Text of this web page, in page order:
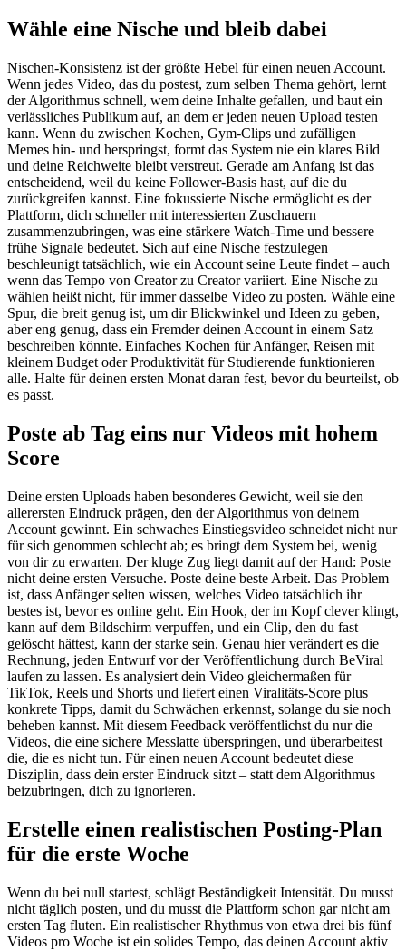
Wähle eine Nische und bleib dabei
Nischen-Konsistenz ist der größte Hebel für einen neuen Account.
Wenn jedes Video, das du postest, zum selben Thema gehört, lernt
der Algorithmus schnell, wem deine Inhalte gefallen, und baut ein
verlässliches Publikum auf, an dem er jeden neuen Upload testen
kann. Wenn du zwischen Kochen, Gym-Clips und zufälligen
Memes hin- und herspringst, formt das System nie ein klares Bild
und deine Reichweite bleibt verstreut. Gerade am Anfang ist das
entscheidend, weil du keine Follower-Basis hast, auf die du
zurückgreifen kannst. Eine fokussierte Nische ermöglicht es der
Plattform, dich schneller mit interessierten Zuschauern
zusammenzubringen, was eine stärkere Watch-Time und bessere
frühe Signale bedeutet. Sich auf eine Nische festzulegen
beschleunigt tatsächlich, wie ein Account seine Leute findet – auch
wenn das Tempo von Creator zu Creator variiert. Eine Nische zu
wählen heißt nicht, für immer dasselbe Video zu posten. Wähle eine
Spur, die breit genug ist, um dir Blickwinkel und Ideen zu geben,
aber eng genug, dass ein Fremder deinen Account in einem Satz
beschreiben könnte. Einfaches Kochen für Anfänger, Reisen mit
kleinem Budget oder Produktivität für Studierende funktionieren
alle. Halte für deinen ersten Monat daran fest, bevor du beurteilst, ob
es passt.
Poste ab Tag eins nur Videos mit hohem
Score
Deine ersten Uploads haben besonderes Gewicht, weil sie den
allerersten Eindruck prägen, den der Algorithmus von deinem
Account gewinnt. Ein schwaches Einstiegsvideo schneidet nicht nur
für sich genommen schlecht ab; es bringt dem System bei, wenig
von dir zu erwarten. Der kluge Zug liegt damit auf der Hand: Poste
nicht deine ersten Versuche. Poste deine beste Arbeit. Das Problem
ist, dass Anfänger selten wissen, welches Video tatsächlich ihr
bestes ist, bevor es online geht. Ein Hook, der im Kopf clever klingt,
kann auf dem Bildschirm verpuffen, und ein Clip, den du fast
gelöscht hättest, kann der starke sein. Genau hier verändert es die
Rechnung, jeden Entwurf vor der Veröffentlichung durch BeViral
laufen zu lassen. Es analysiert dein Video gleichermaßen für
TikTok, Reels und Shorts und liefert einen Viralitäts-Score plus
konkrete Tipps, damit du Schwächen erkennst, solange du sie noch
beheben kannst. Mit diesem Feedback veröffentlichst du nur die
Videos, die eine sichere Messlatte überspringen, und überarbeitest
die, die es nicht tun. Für einen neuen Account bedeutet diese
Disziplin, dass dein erster Eindruck sitzt – statt dem Algorithmus
beizubringen, dich zu ignorieren.
Erstelle einen realistischen Posting-Plan
für die erste Woche
Wenn du bei null startest, schlägt Beständigkeit Intensität. Du musst
nicht täglich posten, und du musst die Plattform schon gar nicht am
ersten Tag fluten. Ein realistischer Rhythmus von etwa drei bis fünf
Videos pro Woche ist ein solides Tempo, das deinen Account aktiv